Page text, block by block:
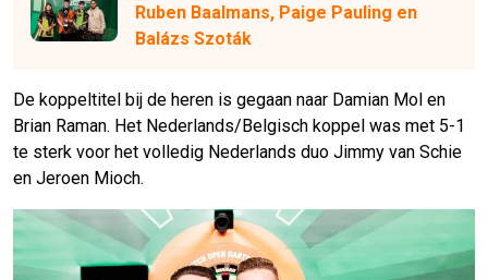
Ruben Baalmans, Paige Pauling en
Balázs Szoták
De koppeltitel bij de heren is gegaan naar Damian Mol en
Brian Raman. Het Nederlands/Belgisch koppel was met 5-1
te sterk voor het volledig Nederlands duo Jimmy van Schie
en Jeroen Mioch.